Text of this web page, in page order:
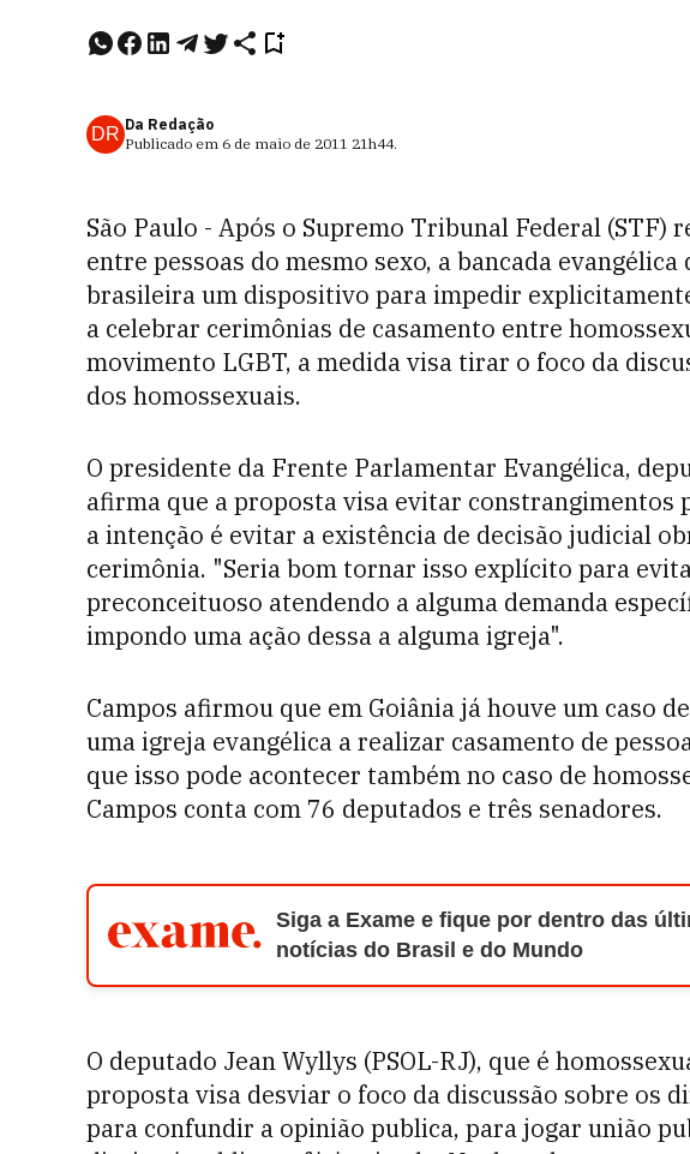
DR Da Redação
Publicado em 6 de maio de 2011 21h44.
São Paulo - Após o Supremo Tribunal Federal (STF)
entre pessoas do mesmo sexo, a bancada
brasileira um dispositivo para impedir
a celebrar cerimônias de casamento entre
movimento LGBT, a medida visa tirar o foco da
dos homossexuais.
O presidente da Frente Parlamentar Evangélica,
afirma que a proposta visa evitar constrangimentos
a intenção é evitar a existência de decisão judicial
cerimônia. "Seria bom tornar isso explícito para
preconceituoso atendendo a alguma demanda
impondo uma ação dessa a alguma igreja".
Campos afirmou que em Goiânia já houve um caso
uma igreja evangélica a realizar casamento de
que isso pode acontecer também no caso de
Campos conta com 76 deputados e três senadores.
Siga a Exame e fique por dentro das
notícias do Brasil e do Mundo
O deputado Jean Wyllys (PSOL-RJ), que é
proposta visa desviar o foco da discussão sobre os
para confundir a opinião publica, para jogar união